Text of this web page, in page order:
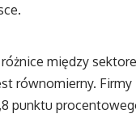
między
równomierny.
punktu